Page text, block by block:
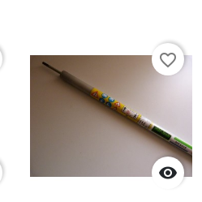

favorite_border